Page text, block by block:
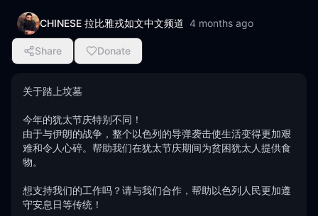
CHINESE 拉比雅戎如文中文频道 4 months ago
Share Donate
关于踏上坟墓
今年的犹太节庆特别不同！
由于与伊朗的战争，整个以色列的导弹袭击使生活变得更加艰
难和令人心碎。帮助我们在犹太节庆期间为贫困犹太人提供食
物。
想支持我们的工作吗？请与我们合作，帮助以色列人民更加遵
守安息日等传统！